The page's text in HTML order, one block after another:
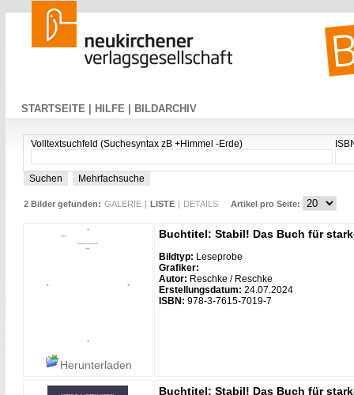
STARTSEITE | HILFE | BILDARCHIV
Volltextsuchfeld (Suchesyntax zB +Himmel -Erde)
2 Bilder gefunden: GALERIE | LISTE | DETAILS Artikel pro Seite:
Herunterladen
Buchtitel: Stabil! Das Buch für
Bildtyp: Leseprobe
Grafiker:
Autor: Reschke / Reschke
Erstellungsdatum: 24.07.2024
ISBN: 978-3-7615-7019-7
Buchtitel: Stabil! Das Buch für